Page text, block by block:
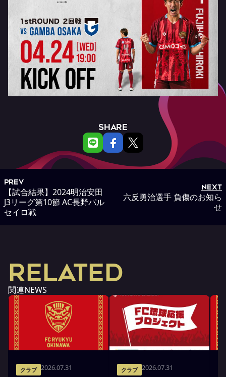
SHARE
PREV
【試合結果】2024明治安田
J3リーグ第10節 AC長野パル
セイロ戦
NEXT
六反勇治選手 負傷のお知ら
せ
RELATED
関連NEWS
クラブ 2026.07.31 クラブ 2026.07.31